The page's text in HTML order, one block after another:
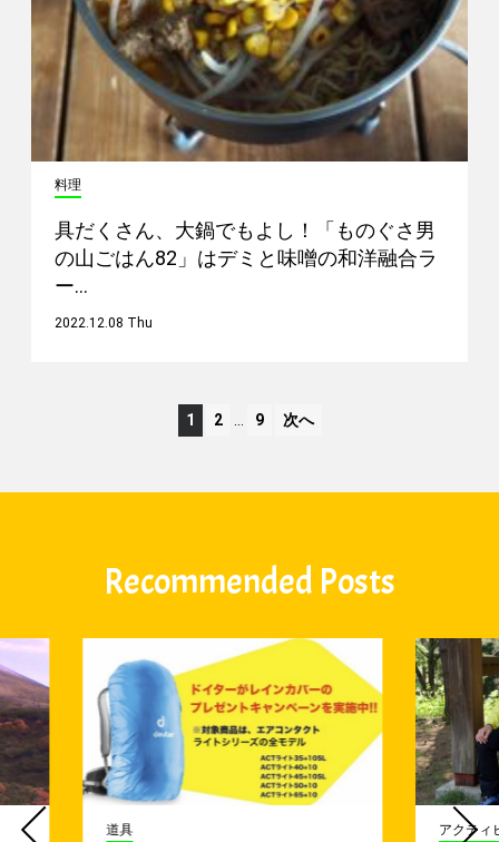
料理
具だくさん、大鍋でもよし！「ものぐさ男
の山ごはん82」はデミと味噌の和洋融合ラ
ー…
2022.12.08 Thu
1 2 9 次へ
Recommended Posts
道具 アクティ